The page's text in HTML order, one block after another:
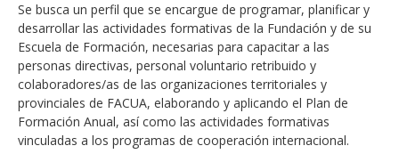
Se busca un perfil que se encargue de programar, planificar y
desarrollar las actividades formativas de la Fundación y de su
Escuela de Formación, necesarias para capacitar a las
personas directivas, personal voluntario retribuido y
colaboradores/as de las organizaciones territoriales y
provinciales de FACUA, elaborando y aplicando el Plan de
Formación Anual, así como las actividades formativas
vinculadas a los programas de cooperación internacional.